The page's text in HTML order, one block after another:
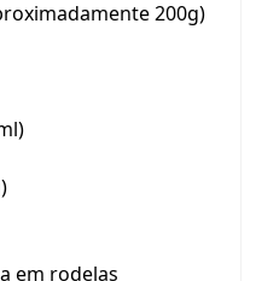
200g)
em rodelas